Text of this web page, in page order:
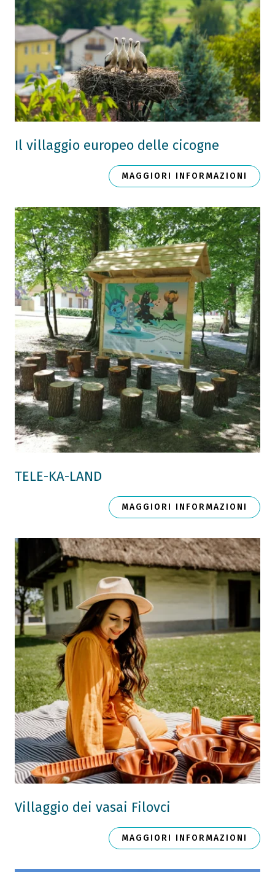
Il villaggio europeo delle cicogne
MAGGIORI INFORMAZIONI
TELE-KA-LAND
MAGGIORI INFORMAZIONI
Villaggio dei vasai Filovci
MAGGIORI INFORMAZIONI